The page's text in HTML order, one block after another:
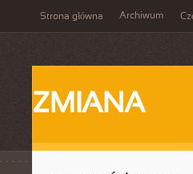
Strona główna Archiwum
ZMIANA